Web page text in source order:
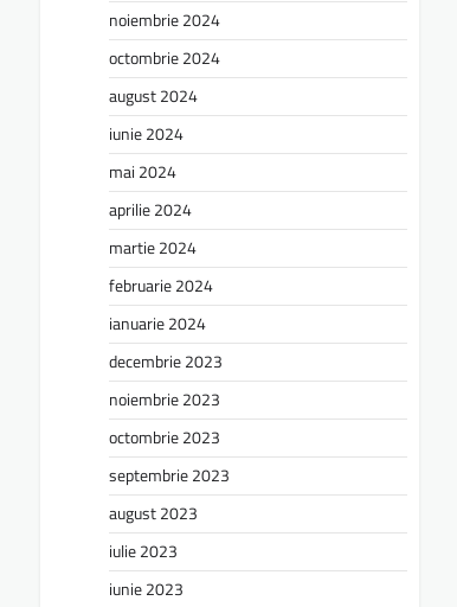
noiembrie 2024
octombrie 2024
august 2024
iunie 2024
mai 2024
aprilie 2024
martie 2024
februarie 2024
ianuarie 2024
decembrie 2023
noiembrie 2023
octombrie 2023
septembrie 2023
august 2023
iulie 2023
iunie 2023